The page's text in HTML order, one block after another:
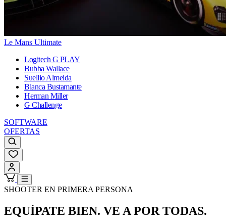
Le Mans Ultimate
Logitech G PLAY
Bubba Wallace
Suellio Almeida
Bianca Bustamante
Herman Miller
G Challenge
SOFTWARE
OFERTAS
SHOOTER EN PRIMERA PERSONA
EQUÍPATE BIEN. VE A POR TODAS.